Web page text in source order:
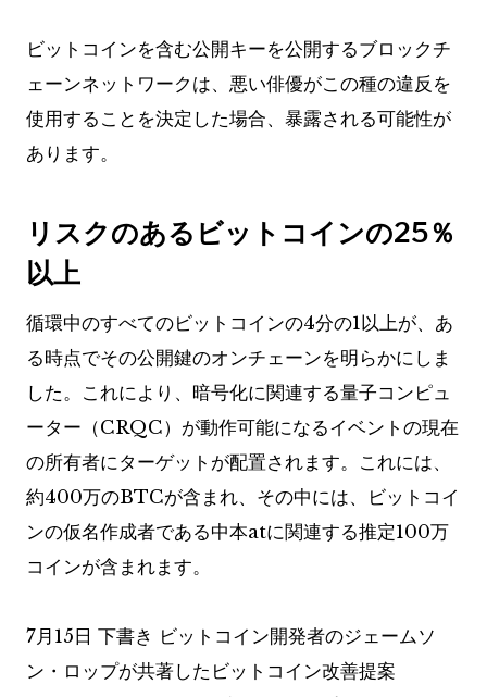
ビットコインを含む公開キーを公開するブロックチ
ェーンネットワークは、悪い俳優がこの種の違反を
使用することを決定した場合、暴露される可能性が
あります。
リスクのあるビットコインの25％
以上
循環中のすべてのビットコインの4分の1以上が、あ
る時点でその公開鍵のオンチェーンを明らかにしま
した。これにより、暗号化に関連する量子コンピュ
ーター（CRQC）が動作可能になるイベントの現在
の所有者にターゲットが配置されます。これには、
約400万のBTCが含まれ、その中には、ビットコイ
ンの仮名作成者である中本atに関連する推定100万
コインが含まれます。
7月15日 下書き ビットコイン開発者のジェームソ
ン・ロップが共著したビットコイン改善提案